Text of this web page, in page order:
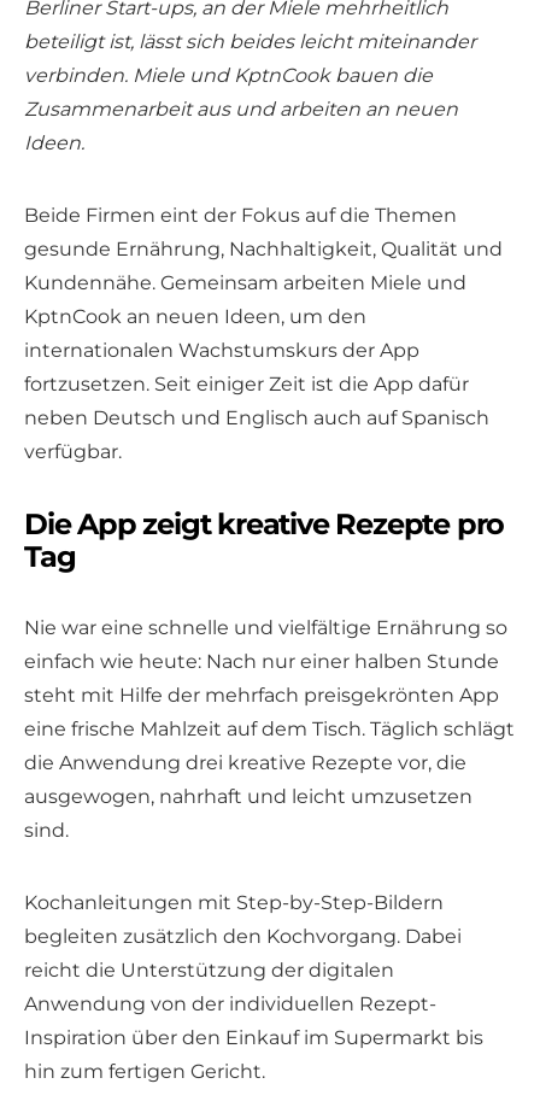
Berliner Start-ups, an der Miele mehrheitlich
beteiligt ist, lässt sich beides leicht miteinander
verbinden. Miele und KptnCook bauen die
Zusammenarbeit aus und arbeiten an neuen
Ideen.
Beide Firmen eint der Fokus auf die Themen
gesunde Ernährung, Nachhaltigkeit, Qualität und
Kundennähe. Gemeinsam arbeiten Miele und
KptnCook an neuen Ideen, um den
internationalen Wachstumskurs der App
fortzusetzen. Seit einiger Zeit ist die App dafür
neben Deutsch und Englisch auch auf Spanisch
verfügbar.
Die App zeigt kreative Rezepte pro
Tag
Nie war eine schnelle und vielfältige Ernährung so
einfach wie heute: Nach nur einer halben Stunde
steht mit Hilfe der mehrfach preisgekrönten App
eine frische Mahlzeit auf dem Tisch. Täglich schlägt
die Anwendung drei kreative Rezepte vor, die
ausgewogen, nahrhaft und leicht umzusetzen
sind.
Kochanleitungen mit Step-by-Step-Bildern
begleiten zusätzlich den Kochvorgang. Dabei
reicht die Unterstützung der digitalen
Anwendung von der individuellen Rezept-
Inspiration über den Einkauf im Supermarkt bis
hin zum fertigen Gericht.